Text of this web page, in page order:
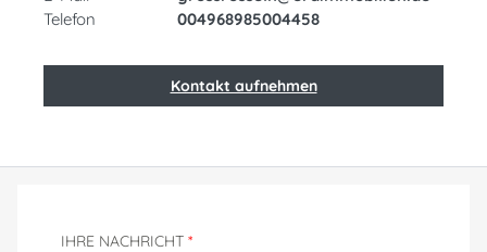
Telefon
004968985004458
Kontakt aufnehmen
IHRE NACHRICHT *